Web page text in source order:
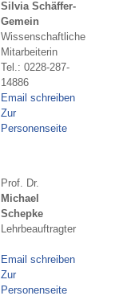
Silvia Schäffer-
Gemein
Wissenschaftliche
Mitarbeiterin
Tel.: 0228-287-
14886
Email schreiben
Zur
Personenseite
Prof. Dr.
Michael
Schepke
Lehrbeauftragter
Email schreiben
Zur
Personenseite